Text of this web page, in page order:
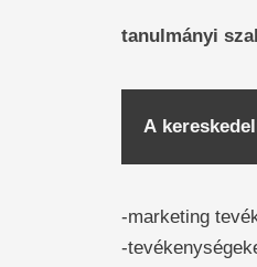
tanulmányi
A
-marketing
-